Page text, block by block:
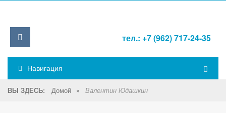
тел.: +7 (962) 717-24-35
Навигация
ВЫ ЗДЕСЬ: Домой » Валентин Юдашкин